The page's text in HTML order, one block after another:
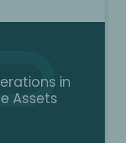
in
Assets